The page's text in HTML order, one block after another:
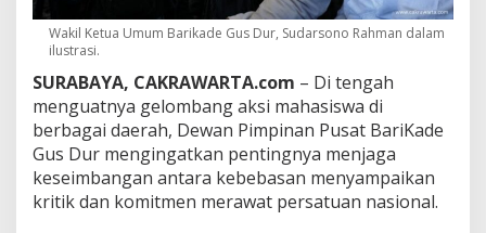
s
i
w
P
e
r
l
u
D
Wakil Ketua Umum Barikade Gus Dur, Sudarsono Rahman dalam
ilustrasi.
SURABAYA, CAKRAWARTA.com – Di tengah
menguatnya gelombang aksi mahasiswa di
berbagai daerah, Dewan Pimpinan Pusat BariKade
Gus Dur mengingatkan pentingnya menjaga
keseimbangan antara kebebasan menyampaikan
kritik dan komitmen merawat persatuan nasional.